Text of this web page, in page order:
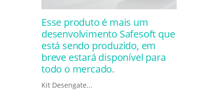
Esse produto é mais um
desenvolvimento Safesoft que
está sendo produzido, em
breve estará disponível para
todo o mercado.
Kit Desengate...